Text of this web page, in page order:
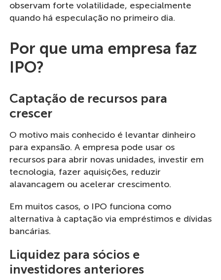
observam forte volatilidade, especialmente
quando há especulação no primeiro dia.
Por que uma empresa faz
IPO?
Captação de recursos para
crescer
O motivo mais conhecido é levantar dinheiro
para expansão. A empresa pode usar os
recursos para abrir novas unidades, investir em
tecnologia, fazer aquisições, reduzir
alavancagem ou acelerar crescimento.
Em muitos casos, o IPO funciona como
alternativa à captação via empréstimos e dívidas
bancárias.
Liquidez para sócios e
investidores anteriores